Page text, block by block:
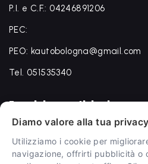
P.I. e C.F.: 04246891206
PEC:
PEO: kautobologna@gmail.com
Tel. 051535340
Termini e condizioni
Privacy Policy
Diamo valore alla tua privacy
Utilizziamo i cookie per
navigazione, offrirti pubblicità o